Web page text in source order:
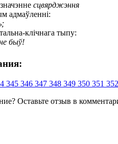
сцвярджэння
адмаўленні:
клічнага тыпу:
быў!
345 346 347 348 349 350 351 352
Оставьте отзыв в